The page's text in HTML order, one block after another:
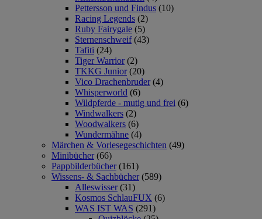
Pettersson und Findus (10)
Racing Legends (2)
Ruby Fairygale (5)
Sternenschweif (43)
Tafiti (24)
Tiger Warrior (2)
TKKG Junior (20)
Vico Drachenbruder (4)
Whisperworld (6)
Wildpferde - mutig und frei (6)
Windwalkers (2)
Woodwalkers (6)
Wundermähne (4)
Märchen & Vorlesegeschichten (49)
Minibücher (66)
Pappbilderbücher (161)
Wissens- & Sachbücher (589)
Alleswisser (31)
Kosmos SchlauFUX (6)
WAS IST WAS (291)